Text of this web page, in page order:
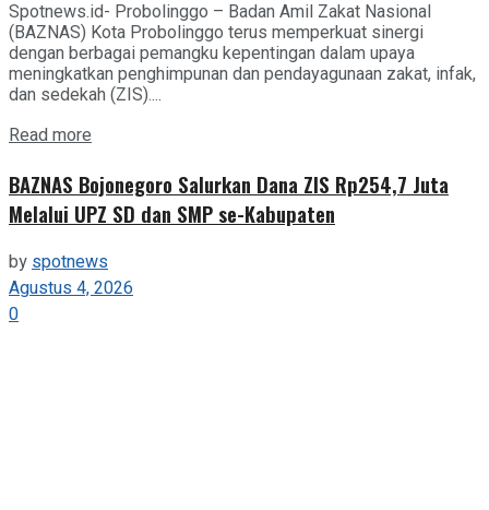
Spotnews.id- Probolinggo – Badan Amil Zakat Nasional
(BAZNAS) Kota Probolinggo terus memperkuat sinergi
dengan berbagai pemangku kepentingan dalam upaya
meningkatkan penghimpunan dan pendayagunaan zakat, infak,
dan sedekah (ZIS)....
Read more
BAZNAS Bojonegoro Salurkan Dana ZIS Rp254,7 Juta
Melalui UPZ SD dan SMP se-Kabupaten
by spotnews
Agustus 4, 2026
0